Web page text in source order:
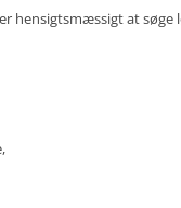
hensigtsmæssigt at søge